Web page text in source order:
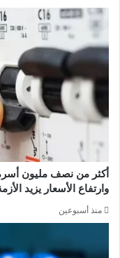
أكثر من نصف مليون
وارتفاع الأسعار يزيد
منذ أسبوعين